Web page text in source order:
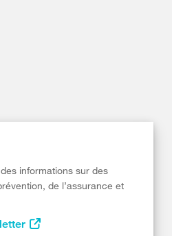
informations sur des
de l’assurance et